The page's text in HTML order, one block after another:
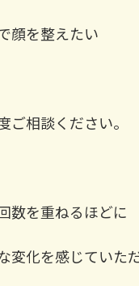
顔を整えたい
ご相談ください。
数を重ねるほどに
変化を感じていた